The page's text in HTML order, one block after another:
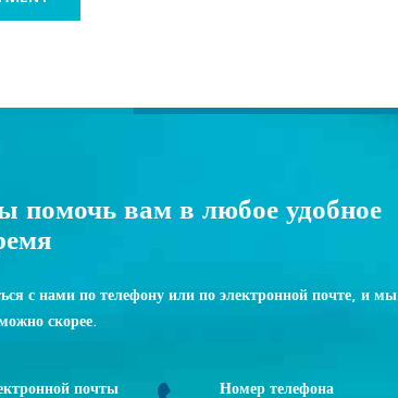
помочь вам в любое удобное
с нами по телефону или по электронной почте, и мы
скорее.
почты Номер телефона